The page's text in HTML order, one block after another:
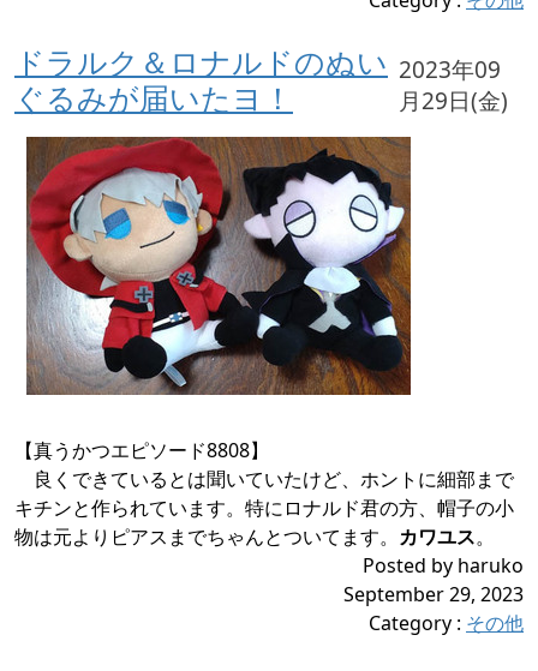
ドラルク＆ロナルドのぬい
ぐるみが届いたヨ！
2023年09
月29日(金)
【真うかつエピソード8808】
良くできているとは聞いていたけど、ホントに細部まで
キチンと作られています。特にロナルド君の方、帽子の小
物は元よりピアスまでちゃんとついてます。 カワユス。
Posted by haruko
September 29, 2023
Category : その他